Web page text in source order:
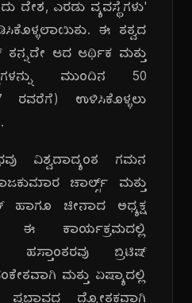
ದೇಶ, ಎರಡು ವ್ಯವಸ್ಥೆಗಳು'
ಈ ತತ್ವದ
ತನ್ನದೇ ಆದ ಆರ್ಥಿಕ ಮತ್ತು
ಮುಂದಿನ 50
ರವರೆಗೆ) ಉಳಿಸಿಕೊಳ್ಳಲು
ವಿಶ್ವದಾದ್ಯಂತ ಗಮನ
ಚಾರ್ಲ್ಸ್ ಮತ್ತು
ಹಾಗೂ ಚೀನಾದ ಅಧ್ಯಕ್ಷ
ಕಾರ್ಯಕ್ರಮದಲ್ಲಿ
ಹಸ್ತಾಂತರವು ಬ್ರಿಟಿಷ್
ಮತ್ತು ಏಷ್ಯಾದಲ್ಲಿ